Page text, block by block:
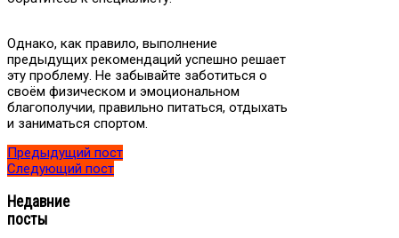
Однако, как правило, выполнение
предыдущих рекомендаций успешно решает
эту проблему. Не забывайте заботиться о
своём физическом и эмоциональном
благополучии, правильно питаться, отдыхать
и заниматься спортом.
Предыдущий пост
Следующий пост
Недавние
посты